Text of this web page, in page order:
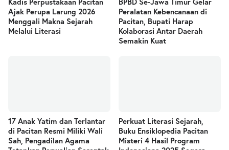
Ajak Perupa Larung 2026
Menggali Makna Sejarah
Melalui Literasi
Peralatan Kebencanaan di
Pacitan, Bupati Harap
Kolaborasi Antar Daerah
Semakin Kuat
17 Anak Yatim dan Terlantar
di Pacitan Resmi Miliki Wali
Sah, Pengadilan Agama
Perkuat Literasi Sejarah,
Buku Ensiklopedia Pacitan
Misteri 4 Hasil Program